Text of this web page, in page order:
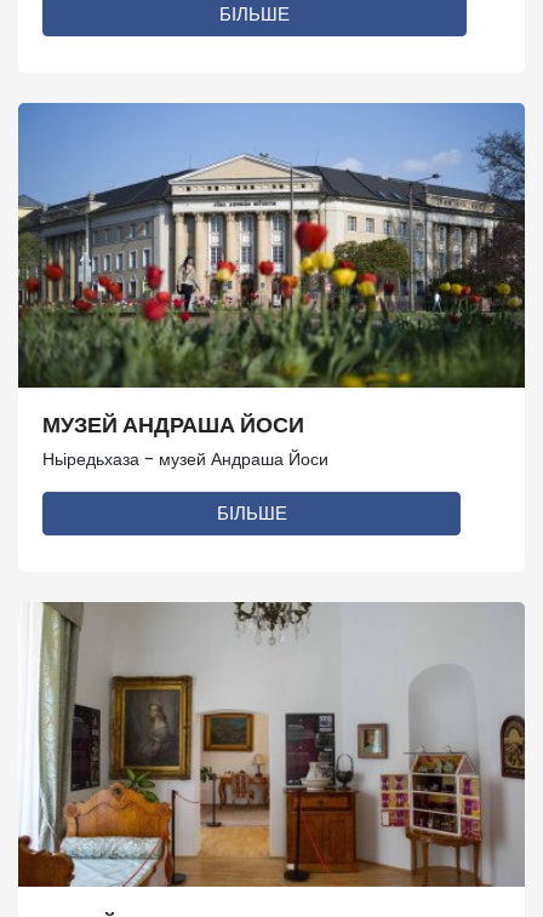
БІЛЬШЕ
МУЗЕЙ АНДРАША ЙОСИ​
Ньіредьхаза - музей Андраша Йоси
БІЛЬШЕ